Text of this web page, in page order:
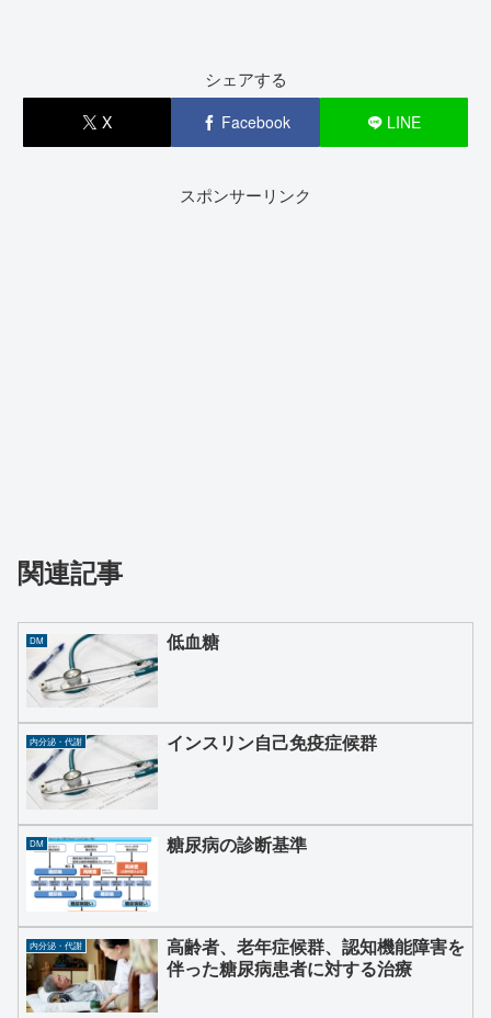
シェアする
X Facebook LINE
スポンサーリンク
関連記事
DM 低血糖
内分泌・代謝 インスリン自己免疫症候群
DM 糖尿病の診断基準
内分泌・代謝
高齢者、老年症候群、認知機能障害を
伴った糖尿病患者に対する治療